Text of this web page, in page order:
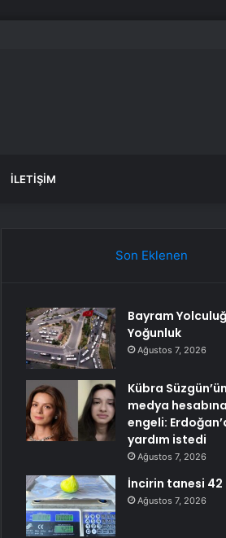
İLETIŞIM
Son Eklenen
Bayram
Yoğunluk
Ağustos 7, 2026
Kübra
medya
engeli:
yardım istedi
Ağustos 7, 2026
İncirin tanesi 42
Ağustos 7, 2026